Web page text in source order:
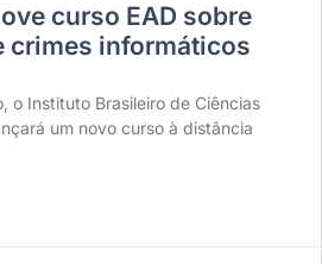
curso EAD sobre
crimes informáticos
o Instituto Brasileiro de Ciências
um novo curso à distância